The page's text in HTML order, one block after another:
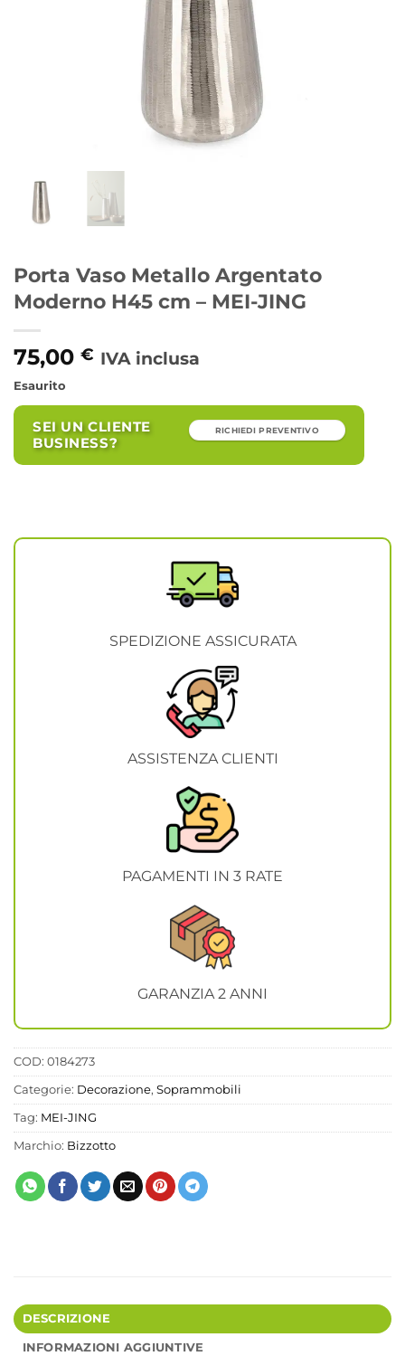
Porta Vaso Metallo Argentato
Moderno H45 cm – MEI-JING
75,00 € IVA inclusa
Esaurito
SEI UN CLIENTE
BUSINESS?
RICHIEDI PREVENTIVO
SPEDIZIONE ASSICURATA
ASSISTENZA CLIENTI
PAGAMENTI IN 3 RATE
GARANZIA 2 ANNI
COD: 0184273
Categorie: Decorazione, Soprammobili
Tag: MEI-JING
Marchio: Bizzotto
DESCRIZIONE
INFORMAZIONI AGGIUNTIVE